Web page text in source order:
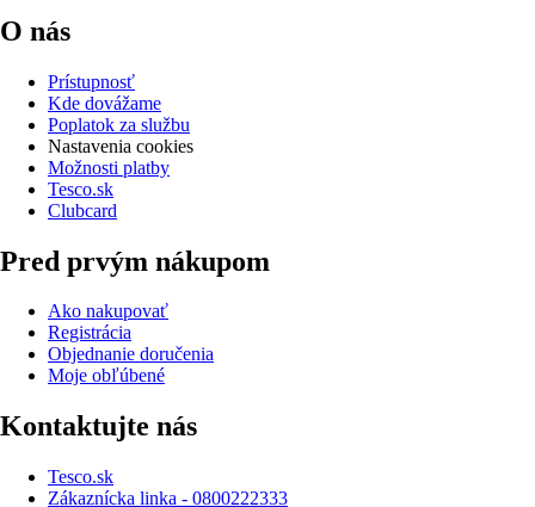
O nás
Prístupnosť
Kde dovážame
Poplatok za službu
Nastavenia cookies
Možnosti platby
Tesco.sk
Clubcard
Pred prvým nákupom
Ako nakupovať
Registrácia
Objednanie doručenia
Moje obľúbené
Kontaktujte nás
Tesco.sk
Zákaznícka linka - 0800222333